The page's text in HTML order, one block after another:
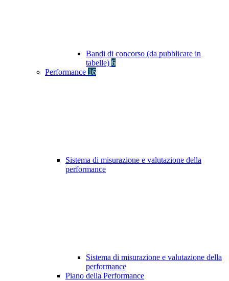
Bandi di concorso (da pubblicare in
tabelle) 6
Performance 16
Sistema di misurazione e valutazione della
performance
Sistema di misurazione e valutazione della
performance
Piano della Performance